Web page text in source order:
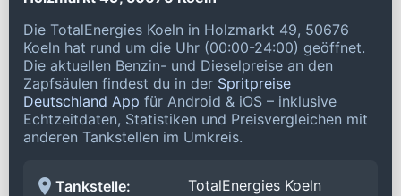
Die TotalEnergies Koeln in Holzmarkt 49, 50676
Koeln hat rund um die Uhr (00:00-24:00) geöffnet.
Die aktuellen Benzin- und Dieselpreise an den
Zapfsäulen findest du in der Spritpreise
Deutschland App für Android & iOS – inklusive
Echtzeitdaten, Statistiken und Preisvergleichen mit
anderen Tankstellen im Umkreis.
Tankstelle: TotalEnergies Koeln